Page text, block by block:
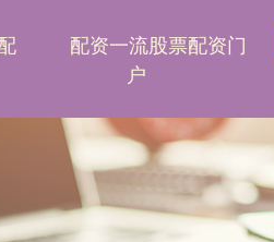
配资一流股票配资门
户